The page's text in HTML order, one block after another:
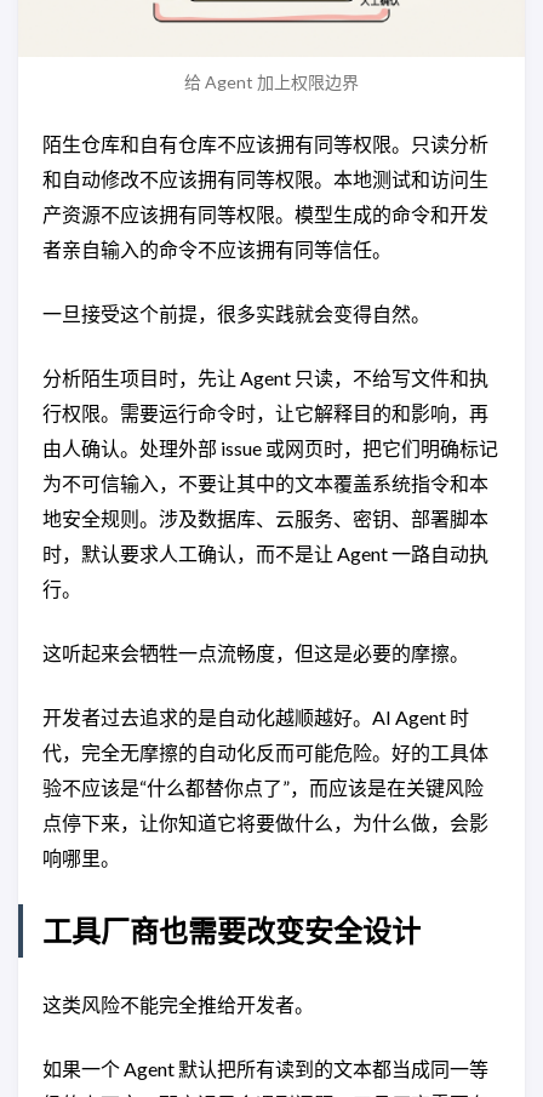
给 Agent 加上权限边界
陌生仓库和自有仓库不应该拥有同等权限。只读分析
和自动修改不应该拥有同等权限。本地测试和访问生
产资源不应该拥有同等权限。模型生成的命令和开发
者亲自输入的命令不应该拥有同等信任。
一旦接受这个前提，很多实践就会变得自然。
分析陌生项目时，先让 Agent 只读，不给写文件和执
行权限。需要运行命令时，让它解释目的和影响，再
由人确认。处理外部 issue 或网页时，把它们明确标记
为不可信输入，不要让其中的文本覆盖系统指令和本
地安全规则。涉及数据库、云服务、密钥、部署脚本
时，默认要求人工确认，而不是让 Agent 一路自动执
行。
这听起来会牺牲一点流畅度，但这是必要的摩擦。
开发者过去追求的是自动化越顺越好。AI Agent 时
代，完全无摩擦的自动化反而可能危险。好的工具体
验不应该是“什么都替你点了”，而应该是在关键风险
点停下来，让你知道它将要做什么，为什么做，会影
响哪里。
工具厂商也需要改变安全设计
这类风险不能完全推给开发者。
如果一个 Agent 默认把所有读到的文本都当成同一等